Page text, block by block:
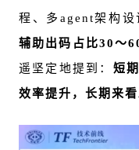
程、多agent架构设
辅助出码占比30～
遥坚定地提到： 短
效率提升，长期来